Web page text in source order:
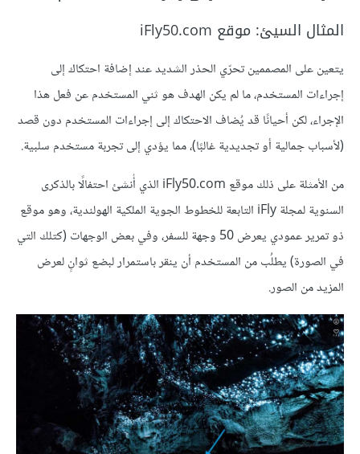
المثال السيئ: موقع iFly50.com
يتعين على المصممين تحرّي الحذر الشديد عند إضافة احتكاك إلى
إجراءات المستخدم، ما لم يكن الهدف هو ثني المستخدم عن فعل هذا
الإجراء، لكن أحيانًا قد يُضاف الاحتكاك إلى إجراءات المستخدم دون قصد
(لأسباب جمالية أو تجديدية غالبًا)، مما يؤدي إلى تجربة مستخدم سلبية.
من الأمثلة على ذلك موقع iFly50.com الذي أُنشئ احتفالًا بالذكرى
السنوية لمجلة iFly التابعة للخطوط الجوية الملكية الهولندية، وهو موقع
ذو تمرير عمودي يعرض 50 وجهة للسفر، وفي بعض الوجهات (كتلك التي
في الصورة) يطلُب من المستخدم أن ينقر باستمرار لبضع ثوانٍ لعرض
المزيد من الصور.